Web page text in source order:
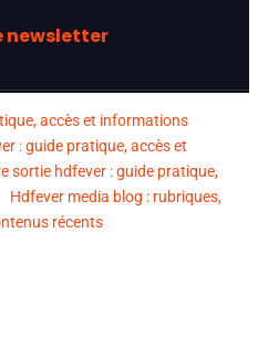
newsletter
accès et informations
: guide pratique, accès et
sortie hdfever : guide pratique,
Hdfever media blog : rubriques,
récents